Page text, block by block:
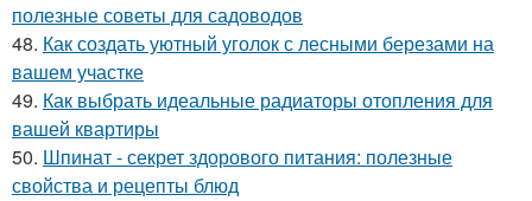
полезные советы для садоводов
48. Как создать уютный уголок с лесными березами на
вашем участке
49. Как выбрать идеальные радиаторы отопления для
вашей квартиры
50. Шпинат - секрет здорового питания: полезные
свойства и рецепты блюд